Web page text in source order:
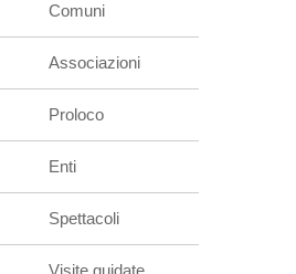
Comuni
Associazioni
Proloco
Enti
Spettacoli
Visite guidate